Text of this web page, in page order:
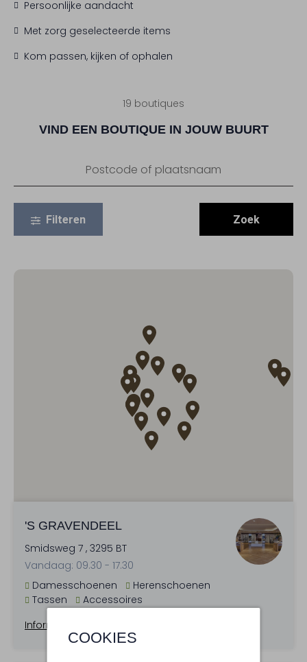
COOKIES
Persoonlijke aandacht
Met zorg geselecteerde items
Kom passen, kijken of ophalen
19 boutiques
VIND EEN BOUTIQUE IN JOUW BUURT
Filteren Zoek
'S GRAVENDEEL
Smidsweg 7 , 3295 BT
Vandaag: 09.30 - 17.30
Damesschoenen
Herenschoenen
Tassen
Accessoires
Informatie & openingstijden